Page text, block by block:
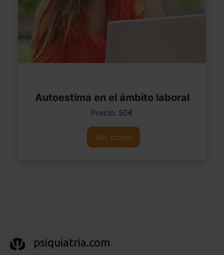
Autoestima en el ámbito laboral
Precio: 50€
Ver curso
psiquiatria.com